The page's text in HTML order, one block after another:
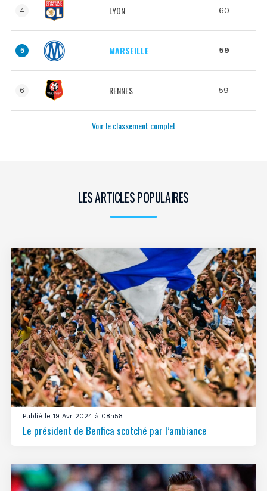
4 LYON 60
5 MARSEILLE 59
6 RENNES 59
Voir le classement complet
LES ARTICLES POPULAIRES
Publié le 19 Avr 2024 à 08h58
Le président de Benfica scotché par l’ambiance